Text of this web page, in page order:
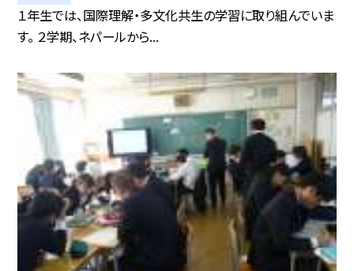
１年生では、国際理解・多文化共生の学習に取り組んでいま
す。 ２学期、ネパールから...